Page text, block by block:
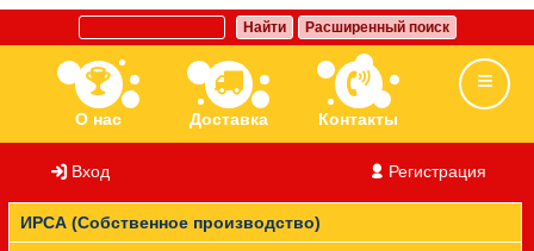
Найти Расширенный поиск
О нас Доставка Контакты
Ассортимент Бренды Вакансии
Вход Регистрация
ИРСА (Собственное производство)